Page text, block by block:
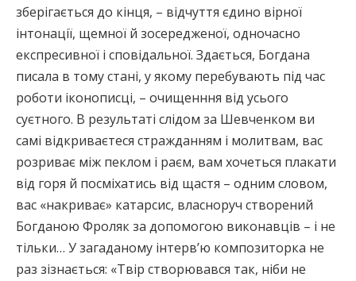
зберігається до кінця, – відчуття єдино вірної
інтонації, щемної й зосередженої, одночасно
експресивної і сповідальної. Здається, Богдана
писала в тому стані, у якому перебувають під час
роботи іконописці, – очищенння від усього
суєтного. В результаті слідом за Шевченком ви
самі відкриваєтеся стражданням і молитвам, вас
розриває між пеклом і раєм, вам хочеться плакати
від горя й посміхатись від щастя – одним словом,
вас «накриває» катарсис, власноруч створений
Богданою Фроляк за допомогою виконавців – і не
тільки… У загаданому інтерв’ю композиторка не
раз зізнається: «Твір створювався так, ніби не